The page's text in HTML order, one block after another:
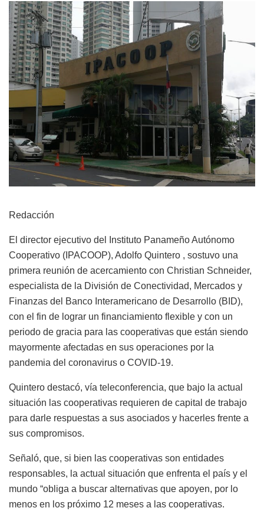
Redacción
El director ejecutivo del Instituto Panameño Autónomo
Cooperativo (IPACOOP), Adolfo Quintero , sostuvo una
primera reunión de acercamiento con Christian Schneider,
especialista de la División de Conectividad, Mercados y
Finanzas del Banco Interamericano de Desarrollo (BID),
con el fin de lograr un financiamiento flexible y con un
periodo de gracia para las cooperativas que están siendo
mayormente afectadas en sus operaciones por la
pandemia del coronavirus o COVID-19.
Quintero destacó, vía teleconferencia, que bajo la actual
situación las cooperativas requieren de capital de trabajo
para darle respuestas a sus asociados y hacerles frente a
sus compromisos.
Señaló, que, si bien las cooperativas son entidades
responsables, la actual situación que enfrenta el país y el
mundo “obliga a buscar alternativas que apoyen, por lo
menos en los próximo 12 meses a las cooperativas.